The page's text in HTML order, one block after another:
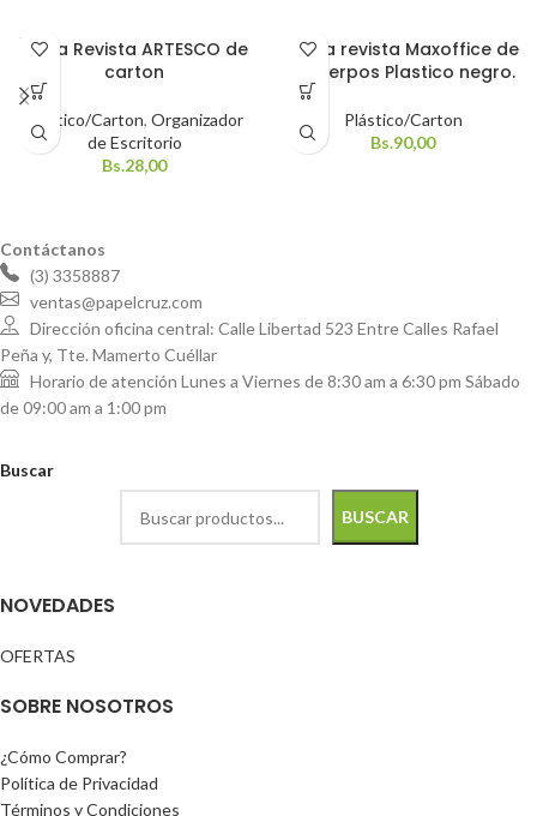
SOLD
OUT
Porta Revista ARTESCO de
carton
Plástico/Carton, Organizador
de Escritorio
Bs.28,00
Porta revista Maxoffice de
3 cuerpos Plastico negro.
Plástico/Carton
Bs.90,00
Contáctanos
(3) 3358887
ventas@papelcruz.com
Dirección oficina central: Calle Libertad 523 Entre Calles Rafael
Peña y, Tte. Mamerto Cuéllar
Horario de atención Lunes a Viernes de 8:30 am a 6:30 pm Sábado
de 09:00 am a 1:00 pm
Buscar
BUSCAR
NOVEDADES
OFERTAS
SOBRE NOSOTROS
¿Cómo Comprar?
Política de Privacidad
Términos y Condiciones